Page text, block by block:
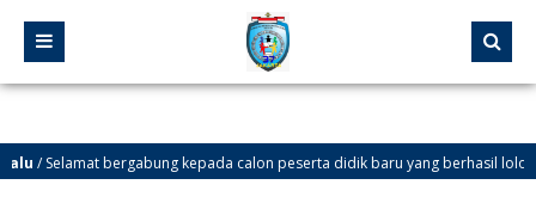
/ Selamat bergabung kepada calon peserta didik baru yang berhasil lolos
/ SELAMAT DATANG DI WEBSITE SMP NEGERI 37 JAKARTA. Ingin tahu info